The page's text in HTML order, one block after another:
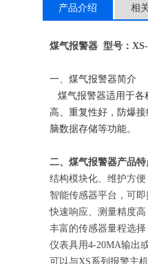
产品介绍 相
煤气报警器 型号：
一、煤气报警器简介
煤气报警器适用于各
高、重复性好，防爆
脑数据存储等功能。
二、煤气报警器产品特
结构模块化、维护
智能传感器平台，可
快速响应、测量精度
丰富的传感器量程选
仪表具用4-20MA输出
可以与XS系列报警主